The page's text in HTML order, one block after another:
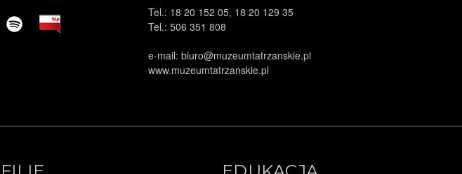
Tel.: 18 20 152 05, 18 20 129 35
Tel.: 506 351 808
e-mail: biuro@muzeumtatrzanskie.pl
www.muzeumtatrzanskie.pl